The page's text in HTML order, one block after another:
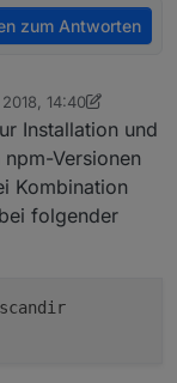
zum Antworten
14:40
2. Okt.
Installation und
Versionen
Kombination
folgender